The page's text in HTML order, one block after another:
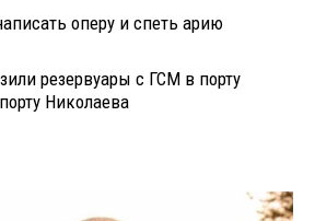
оперу и спеть арию
резервуары с ГСМ в порту
Николаева